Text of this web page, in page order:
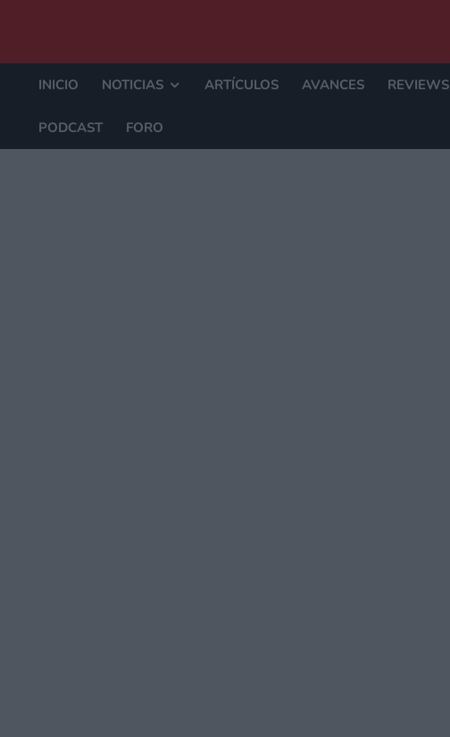
INICIO NOTICIAS ARTÍCULOS AVANCES REVIEWS
PODCAST FORO